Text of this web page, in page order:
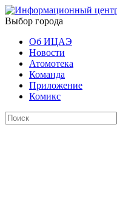
Выбор города
Об ИЦАЭ
Новости
Атомотека
Команда
Приложение
Комикс